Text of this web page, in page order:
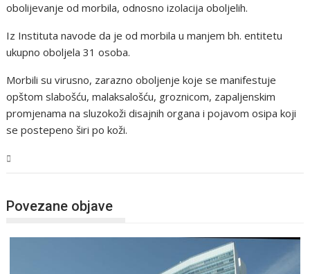
obolijevanje od morbila, odnosno izolacija oboljelih.
Iz Instituta navode da je od morbila u manjem bh. entitetu
ukupno oboljela 31 osoba.
Morbili su virusno, zarazno oboljenje koje se manifestuje
opštom slabošću, malaksalošću, groznicom, zapaljenskim
promjenama na sluzokoži disajnih organa i pojavom osipa koji
se postepeno širi po koži.
Povezane objave